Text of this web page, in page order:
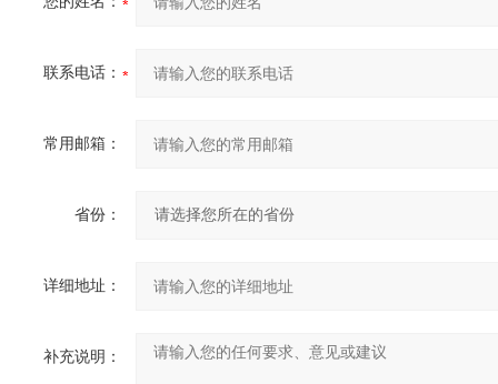
联系电话：
常用邮箱：
省份：
详细地址：
补充说明：